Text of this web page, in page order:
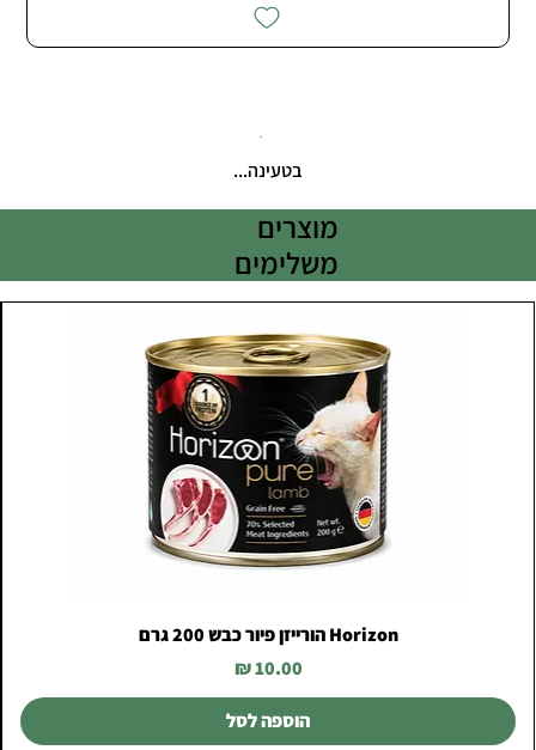
בטעינה...
מוצרים
משלימים
Horizon הורייזן פיור כבש 200 גרם
מחיר
הוספה לסל